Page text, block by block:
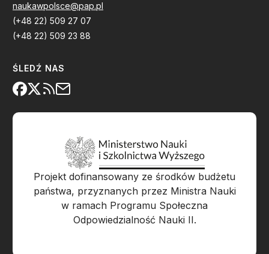
naukawpolsce@pap.pl
(+48 22) 509 27 07
(+48 22) 509 23 88
ŚLEDŹ NAS
Projekt dofinansowany ze środków budżetu
państwa, przyznanych przez Ministra Nauki
w ramach Programu Społeczna
Odpowiedzialność Nauki II.